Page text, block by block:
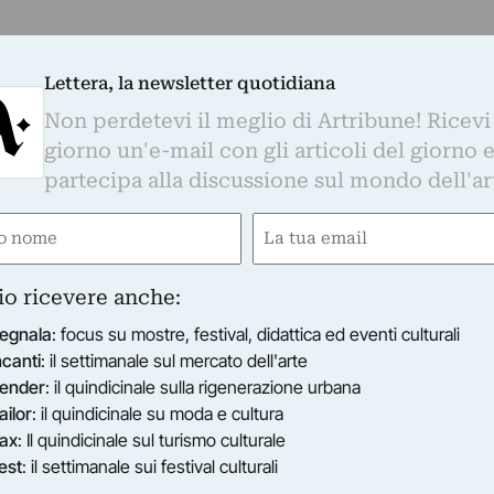
gioca in casa: ecco Degas a Torino; doppia
per i progetti che in Triennale hanno
dell’Architettura. Entomologi d’assalto,
straordinari: Luca Nannipieri ironizza,
a Leonardo, nel tentativo di ampliarne il
del regime comunista cinese e arriva in
in una breve suL’Unità. Maxi-furto a
Lettera, la newsletter quotidiana
Non perdetevi il meglio di Artribune! Ricevi
giorno un'e-mail con gli articoli del giorno e
partecipa alla discussione sul mondo
Email
ricevere anche:
: focus su mostre, festival, didattica ed eventi culturali
: il settimanale sul mercato dell'arte
: il quindicinale sulla rigenerazione urbana
: il quindicinale su moda e cultura
: Il quindicinale sul turismo culturale
: il settimanale sui festival culturali